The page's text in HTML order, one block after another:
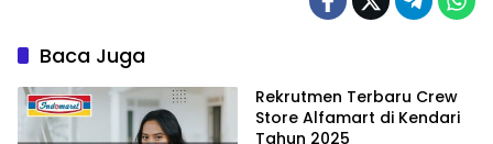
Baca Juga
Rekrutmen Terbaru Crew
Store Alfamart di Kendari
Tahun 2025